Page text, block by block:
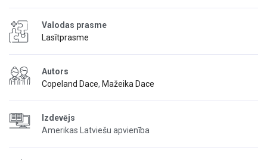
Valodas prasme
Lasītprasme
Autors
Copeland Dace, Mažeika Dace
Izdevējs
Amerikas Latviešu apvienība